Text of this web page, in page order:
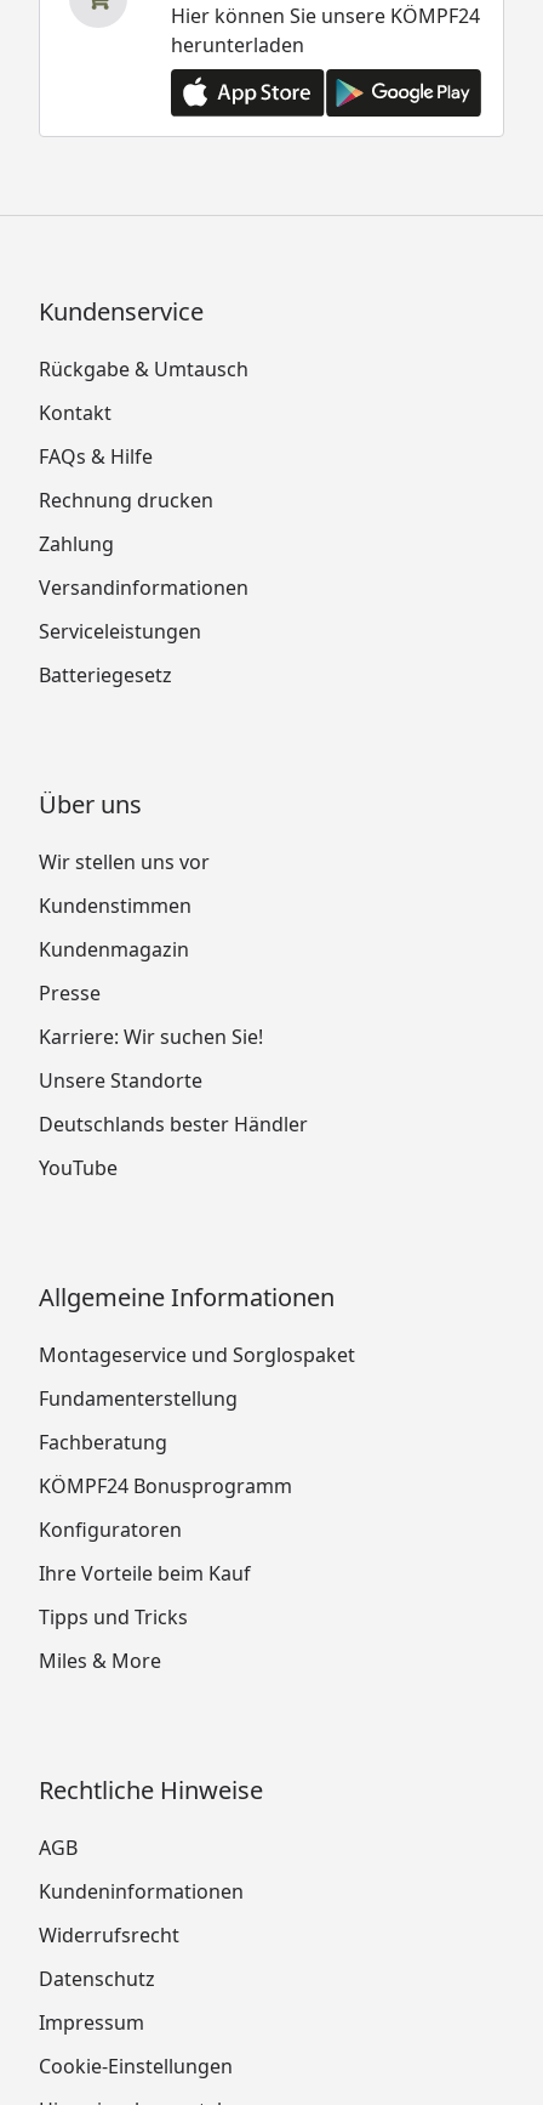
Hier können Sie unsere KÖMPF24
herunterladen
Kundenservice
Rückgabe & Umtausch
Kontakt
FAQs & Hilfe
Rechnung drucken
Zahlung
Versandinformationen
Serviceleistungen
Batteriegesetz
Über uns
Wir stellen uns vor
Kundenstimmen
Kundenmagazin
Presse
Karriere: Wir suchen Sie!
Unsere Standorte
Deutschlands bester Händler
YouTube
Allgemeine Informationen
Montageservice und Sorglospaket
Fundamenterstellung
Fachberatung
KÖMPF24 Bonusprogramm
Konfiguratoren
Ihre Vorteile beim Kauf
Tipps und Tricks
Miles & More
Rechtliche Hinweise
AGB
Kundeninformationen
Widerrufsrecht
Datenschutz
Impressum
Cookie-Einstellungen